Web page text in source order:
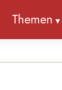
Themen